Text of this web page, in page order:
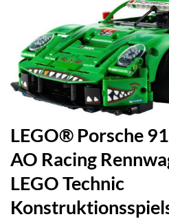
LEGO® Porsche
AO Racing
LEGO Technic